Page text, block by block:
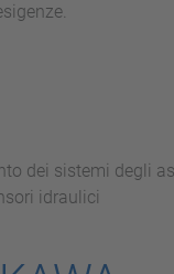
dei sistemi degli
idraulici